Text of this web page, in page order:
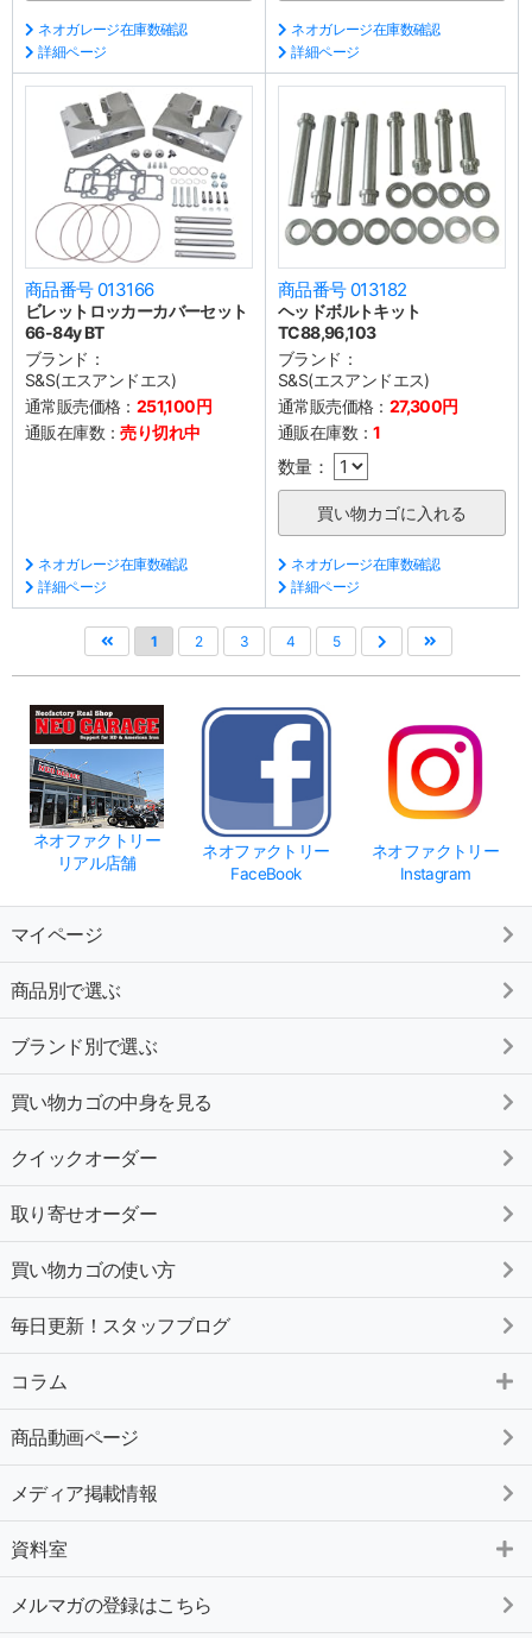
ネオガレージ在庫数確認
詳細ページ
ネオガレージ在庫数確認
詳細ページ
商品番号 013166
ビレットロッカーカバーセット
66-84y BT
ブランド：
S&S(エスアンドエス)
通常販売価格： 251,100円
通販在庫数：売り切れ中
ネオガレージ在庫数確認
詳細ページ
商品番号 013182
ヘッドボルトキット
TC88,96,103
ブランド：
S&S(エスアンドエス)
通常販売価格： 27,300円
通販在庫数：1
数量：
ネオガレージ在庫数確認
詳細ページ
1 2 3 4 5
ネオファクトリー
リアル店舗
ネオファクトリー
FaceBook
ネオファクトリー
Instagram
マイページ
商品別で選ぶ
ブランド別で選ぶ
買い物カゴの中身を見る
クイックオーダー
取り寄せオーダー
買い物カゴの使い方
毎日更新！スタッフブログ
コラム
商品動画ページ
メディア掲載情報
資料室
メルマガの登録はこちら